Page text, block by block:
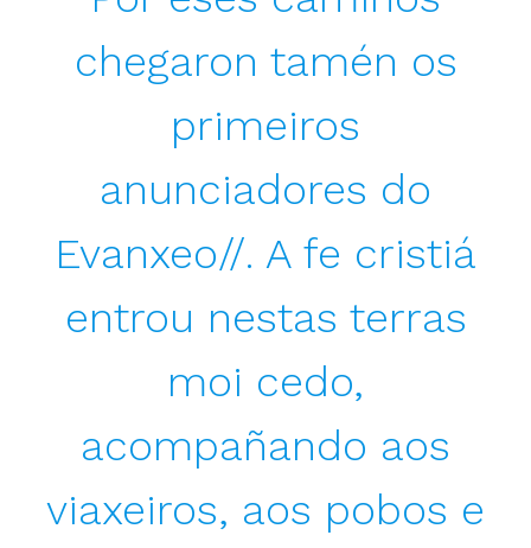
chegaron tamén os
primeiros
anunciadores do
Evanxeo//. A fe cristiá
entrou nestas terras
moi cedo,
acompañando aos
viaxeiros, aos pobos e